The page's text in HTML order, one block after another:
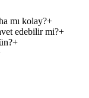
mı kolay?+
edebilir mi?+
+